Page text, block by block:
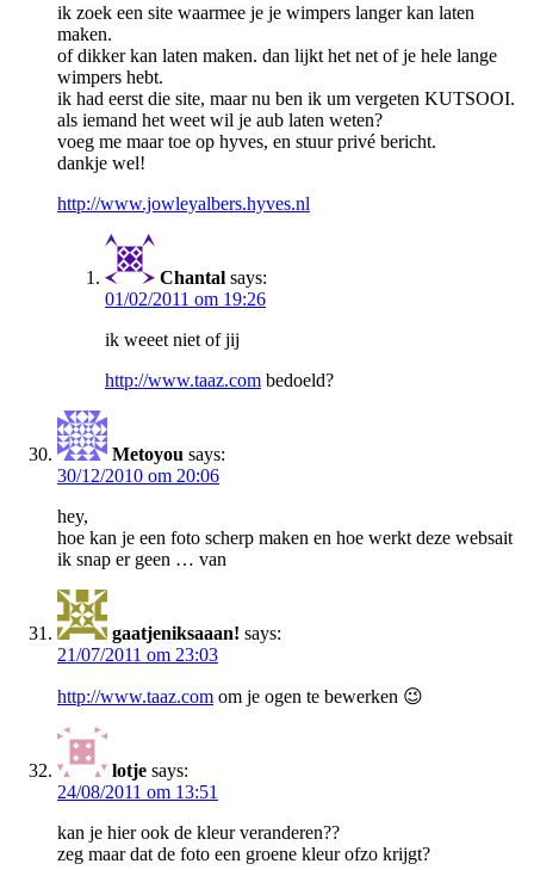
ik zoek een site waarmee je je wimpers langer kan laten
maken.
of dikker kan laten maken. dan lijkt het net of je hele lange
wimpers hebt.
ik had eerst die site, maar nu ben ik um vergeten KUTSOOI.
als iemand het weet wil je aub laten weten?
voeg me maar toe op hyves, en stuur privé bericht.
dankje wel!
http://www.jowleyalbers.hyves.nl
Chantal says:
01/02/2011 om 19:26
ik weeet niet of jij
http://www.taaz.com bedoeld?
Metoyou says:
30/12/2010 om 20:06
hey,
hoe kan je een foto scherp maken en hoe werkt deze websait
ik snap er geen … van
gaatjeniksaaan! says:
21/07/2011 om 23:03
http://www.taaz.com om je ogen te bewerken 😉
lotje says:
24/08/2011 om 13:51
kan je hier ook de kleur veranderen??
zeg maar dat de foto een groene kleur ofzo krijgt?